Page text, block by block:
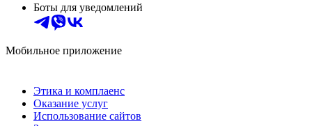
Боты для уведомлений
Мобильное приложение
Этика и комплаенс
Оказание услуг
Использование сайтов